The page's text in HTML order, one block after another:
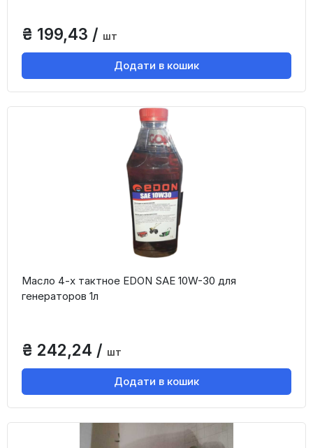
₴ 199,43 / шт
Додати в кошик
Масло 4-х тактное EDON SAE 10W-30 для
генераторов 1л
₴ 242,24 / шт
Додати в кошик